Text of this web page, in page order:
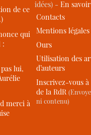
de ce
qui
:
lui,
merci à
idées) -En
Contacts
Mentions légales
Ours
Utilisation des
d’auteurs
Inscrivez-vous
de la RdR
ni contenu)